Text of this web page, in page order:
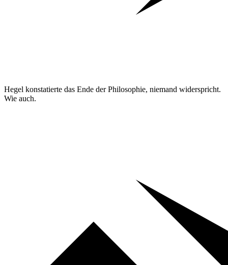
Hegel konstatierte das Ende der Philosophie, niemand widerspricht.
Wie auch.